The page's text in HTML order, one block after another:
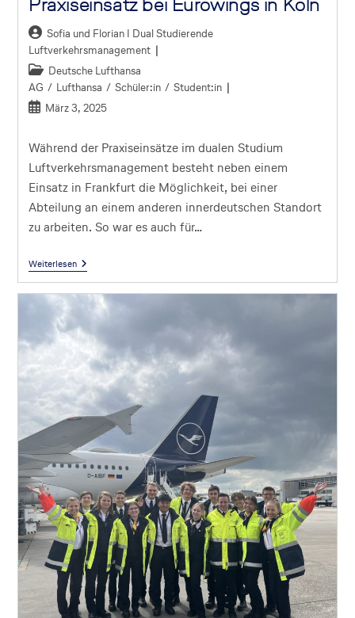
Sofia und Florian I Dual Studierende
Luftverkehrsmanagement
Deutsche Lufthansa
AG / Lufthansa / Schüler:in / Student:in
März 3, 2025
Während der Praxiseinsätze im dualen Studium
Luftverkehrsmanagement besteht neben einem
Einsatz in Frankfurt die Möglichkeit, bei einer
Abteilung an einem anderen innerdeutschen Standort
zu arbeiten. So war es auch für…
Weiterlesen